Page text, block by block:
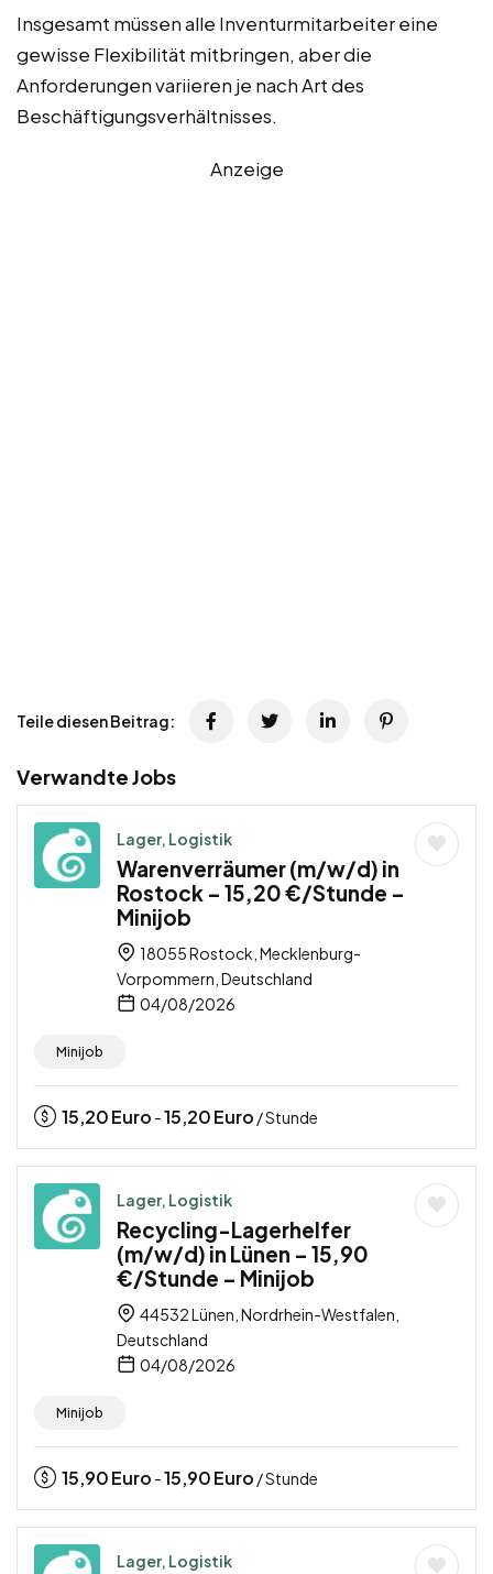
Insgesamt müssen alle Inventurmitarbeiter eine
gewisse Flexibilität mitbringen, aber die
Anforderungen variieren je nach Art des
Beschäftigungsverhältnisses.
Anzeige
Teile diesen Beitrag:
Verwandte Jobs
Lager, Logistik
Warenverräumer (m/w/d) in
Rostock – 15,20 €/Stunde –
Minijob
18055 Rostock, Mecklenburg-
Vorpommern, Deutschland
04/08/2026
Minijob
15,20Euro -15,20Euro / Stunde
Lager, Logistik
Recycling-Lagerhelfer
(m/w/d) in Lünen – 15,90
€/Stunde – Minijob
44532 Lünen, Nordrhein-Westfalen,
Deutschland
04/08/2026
Minijob
15,90Euro -15,90Euro / Stunde
Lager, Logistik